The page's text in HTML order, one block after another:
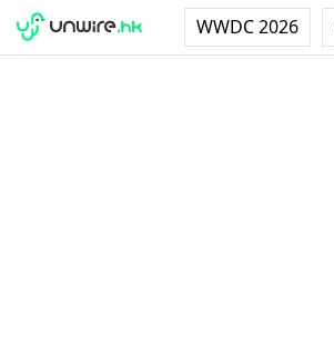
WWDC 2026